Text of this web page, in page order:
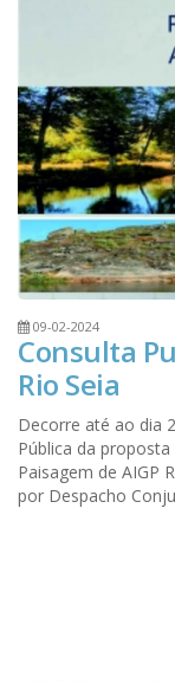
09-02-2024
Consulta
Rio Seia
Decorre até ao dia
Pública da
Paisagem de AIGP
por Despacho